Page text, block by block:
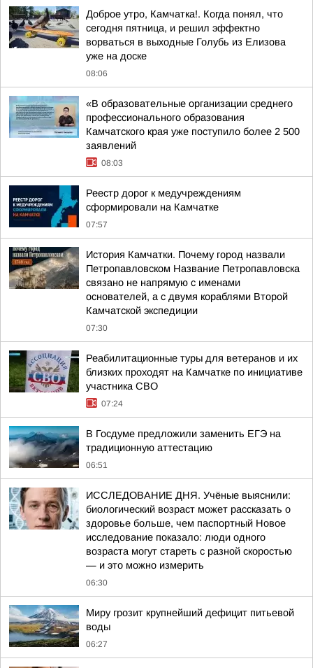
Доброе утро, Камчатка!. Когда понял, что
сегодня пятница, и решил эффектно
ворваться в выходные Голубь из Елизова
уже на доске
08:06
«В образовательные организации среднего
профессионального образования
Камчатского края уже поступило более 2 500
заявлений
08:03
Реестр дорог к медучреждениям
сформировали на Камчатке
07:57
История Камчатки. Почему город назвали
Петропавловском Название Петропавловска
связано не напрямую с именами
основателей, а с двумя кораблями Второй
Камчатской экспедиции
07:30
Реабилитационные туры для ветеранов и их
близких проходят на Камчатке по инициативе
участника СВО
07:24
В Госдуме предложили заменить ЕГЭ на
традиционную аттестацию
06:51
ИССЛЕДОВАНИЕ ДНЯ. Учёные выяснили:
биологический возраст может рассказать о
здоровье больше, чем паспортный Новое
исследование показало: люди одного
возраста могут стареть с разной скоростью
— и это можно измерить
06:30
Миру грозит крупнейший дефицит питьевой
воды
06:27